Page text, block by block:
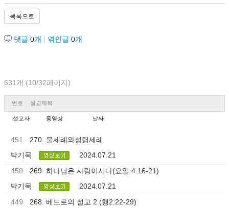
목록으로
댓글 0개 | 엮인글 0개
631개 (10/32페이지)
번호 설교제목
설교자 동영상 날짜
451
270. 물세례와성령세례
박기묵
2024.07.21
450
269. 하나님은 사랑이시다(요일 4:16-21)
박기묵
2024.07.21
449
268. 베드로의 설교 2 (행2:22-29)